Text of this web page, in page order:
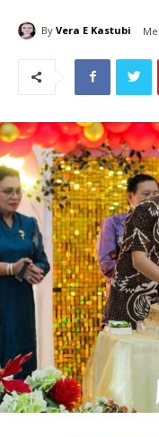
By Vera E Kastubi